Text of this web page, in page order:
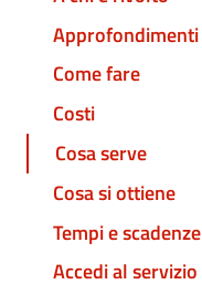
Approfondimenti
Come fare
Costi
Cosa serve
Cosa si ottiene
Tempi e scadenze
Accedi al servizio